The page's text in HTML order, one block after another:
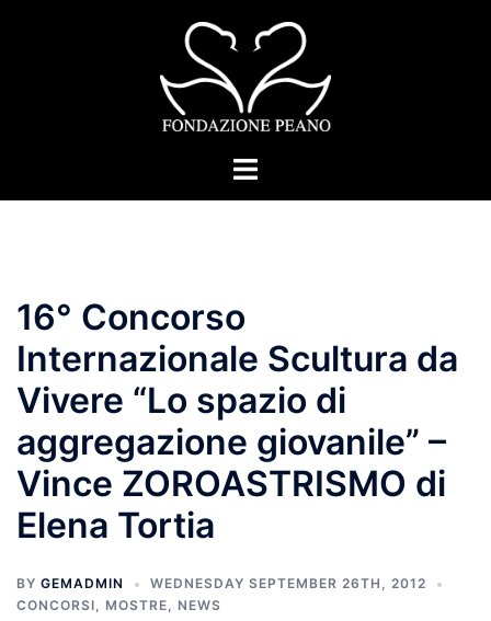
Toggle
16° Concorso
Internazionale Scultura da
Vivere “Lo spazio di
aggregazione giovanile” –
Vince ZOROASTRISMO di
Elena Tortia
BY GEMADMIN
WEDNESDAY SEPTEMBER 26TH, 2012
CONCORSI, MOSTRE, NEWS